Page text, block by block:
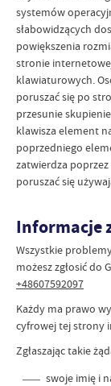
systemów
słabowidzących
powiększenia
stronie
klawiaturowych.
poruszać się po
przesunie
klawisza element
poprzedniego
zatwierdza
poruszać się
Informacje
Wszystkie
możesz zgłosić do
+48607592097
Każdy ma prawo
cyfrowej tej strony
Zgłaszając takie
swoje imię i